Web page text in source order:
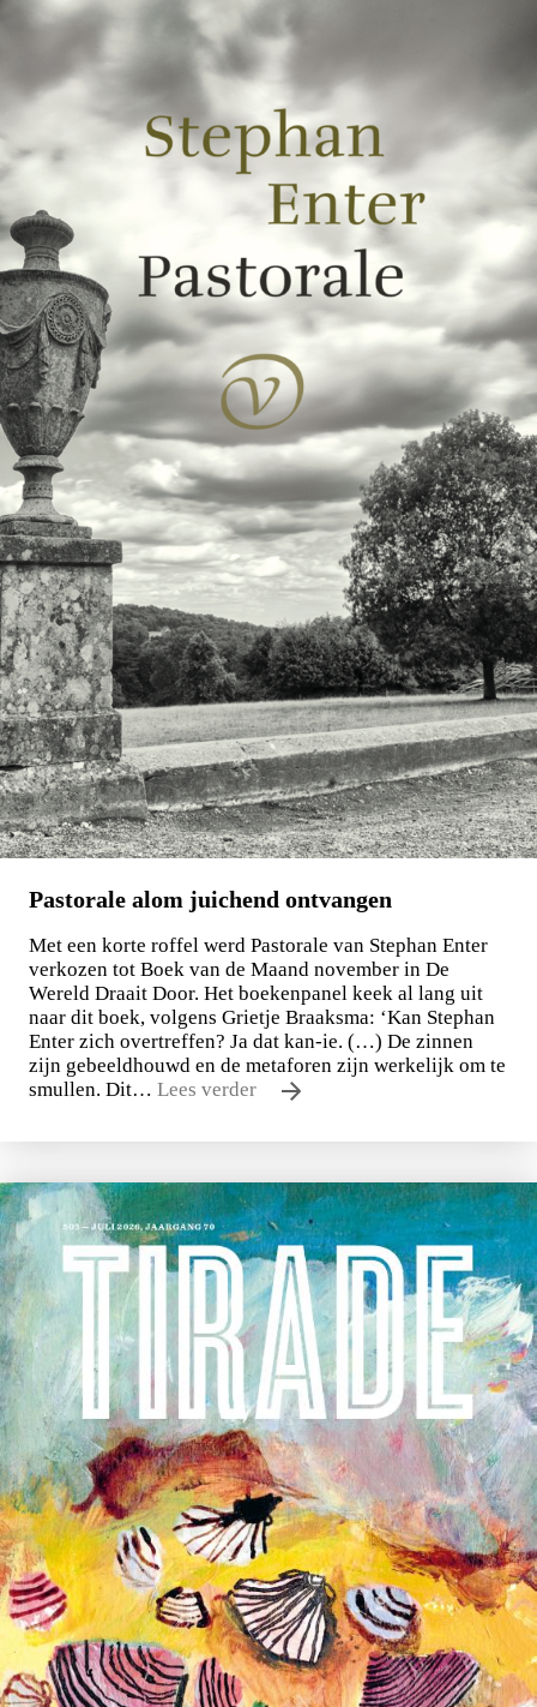
Een jaar uit het leven van Gesine Cresspahl
€49,50
BESTEL
Stephan Enter
Pastorale
€23,99
BESTEL
Pastorale alom juichend ontvangen
Met een korte roffel werd Pastorale van Stephan Enter
verkozen tot Boek van de Maand november in De
Wereld Draait Door. Het boekenpanel keek al lang uit
naar dit boek, volgens Grietje Braaksma: ‘Kan Stephan
Enter zich overtreffen? Ja dat kan-ie. (…) De zinnen
zijn gebeeldhouwd en de metaforen zijn werkelijk om te
smullen. Dit… Lees verder